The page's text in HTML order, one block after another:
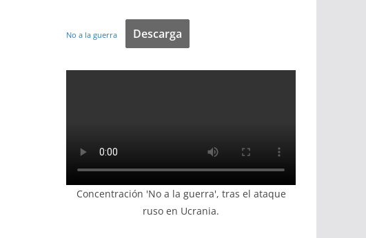
No a la guerra Descarga
Concentración 'No a la guerra', tras el ataque
ruso en Ucrania.